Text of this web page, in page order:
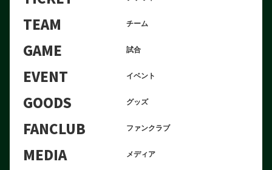
TEAM チーム
GAME 試合
EVENT イベント
GOODS グッズ
FANCLUB ファンクラブ
MEDIA メディア